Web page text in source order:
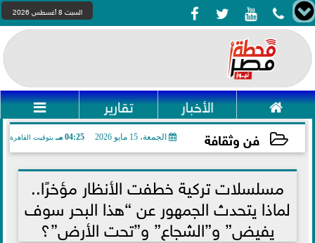
    السبت 8 أغسطس 2026
 الأخبار تقارير 
فن وثقافة الجمعة، 15 مايو 2026 04:25 مـ بتوقيت القاهرة
2026-05-15 16:25:50مسلسلات تركية خطفت الأنظار مؤخرًا..
لماذا يتحدث الجمهور عن “هذا البحر سوف
يفيض” و”الشجاع” و”تحت الأرض”؟